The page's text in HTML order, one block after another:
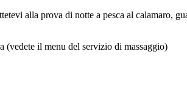
alla prova di notte a pesca al calamaro,
(vedete il menu del servizio di massaggio)